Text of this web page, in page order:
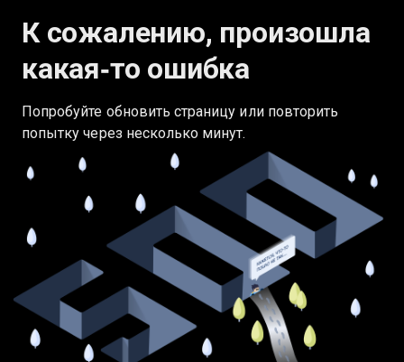
К сожалению, произошла
какая‑то ошибка
Попробуйте обновить страницу или повторить
попытку через несколько минут.